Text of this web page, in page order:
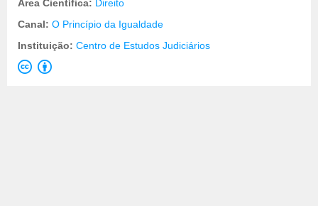
Área Científica: Direito
Canal: O Princípio da Igualdade
Instituição: Centro de Estudos Judiciários